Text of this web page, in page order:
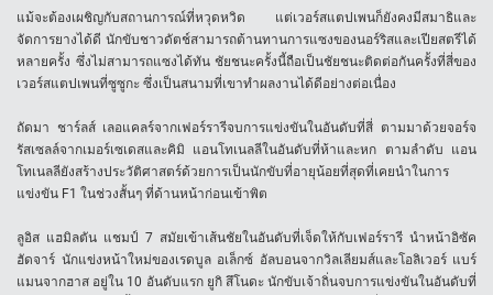
แม้จะต้องเผชิญกับสถานการณ์ที่หวุดหวิด แต่เวอร์สแตปเพนก็ยังคงมีสมาธิและ
จัดการยางได้ดี นักขับชาวดัตช์สามารถต้านทานการแซงของนอร์ริสและเปียสตรีได้
หลายครั้ง ซึ่งไม่สามารถแซงได้ทัน ชัยชนะครั้งนี้ถือเป็นชัยชนะติดต่อกันครั้งที่สี่ของ
เวอร์สแตปเพนที่ซูซูกะ ซึ่งเป็นสนามที่เขาทำผลงานได้ดีอย่างต่อเนื่อง
ถัดมา ชาร์ลส์ เลอแคลร์จากเฟอร์รารีจบการแข่งขันในอันดับที่สี่ ตามมาด้วยจอร์จ
รัสเซลล์จากเมอร์เซเดสและคิมิ แอนโทเนลลีในอันดับที่ห้าและหก ตามลำดับ แอน
โทเนลลียังสร้างประวัติศาสตร์ด้วยการเป็นนักขับที่อายุน้อยที่สุดที่เคยนำในการ
แข่งขัน F1 ในช่วงสั้นๆ ที่ด้านหน้าก่อนเข้าพิต
ลูอิส แฮมิลตัน แชมป์ 7 สมัยเข้าเส้นชัยในอันดับที่เจ็ดให้กับเฟอร์รารี นำหน้าอิซัค
ฮัดจาร์ นักแข่งหน้าใหม่ของเรดบูล อเล็กซ์ อัลบอนจากวิลเลียมส์และโอลิเวอร์ แบร์
แมนจากฮาส อยู่ใน 10 อันดับแรก ยูกิ สึโนดะ นักขับเจ้าถิ่นจบการแข่งขันในอันดับที่